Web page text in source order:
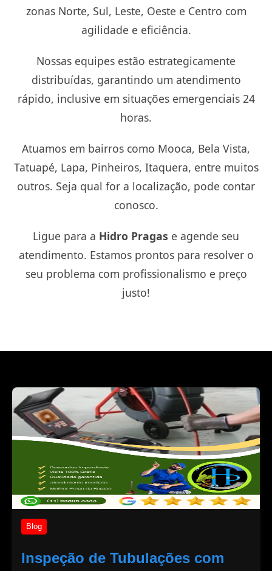
zonas Norte, Sul, Leste, Oeste e Centro com
agilidade e eficiência.
Nossas equipes estão estrategicamente
distribuídas, garantindo um atendimento
rápido, inclusive em situações emergenciais 24
horas.
Atuamos em bairros como Mooca, Bela Vista,
Tatuapé, Lapa, Pinheiros, Itaquera, entre muitos
outros. Seja qual for a localização, pode contar
conosco.
Ligue para a Hidro Pragas e agende seu
atendimento. Estamos prontos para resolver o
seu problema com profissionalismo e preço
justo!
Blog
Inspeção de Tubulações com